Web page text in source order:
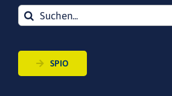
Suche
nach:
SPIO